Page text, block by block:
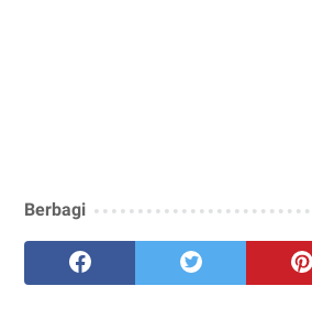
Berbagi